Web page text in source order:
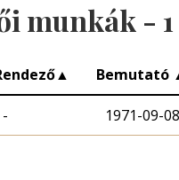
munkák - 1
▲ Bemutató
- 1971-09-08